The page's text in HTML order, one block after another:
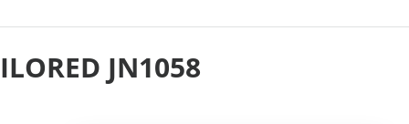
JN1058